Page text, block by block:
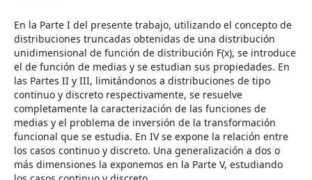
En la Parte I del presente trabajo, utilizando el concepto de
distribuciones truncadas obtenidas de una distribución
unidimensional de función de distribución F(x), se introduce
el de función de medias y se estudian sus propiedades. En
las Partes II y III, limitándonos a distribuciones de tipo
continuo y discreto respectivamente, se resuelve
completamente la caracterización de las funciones de
medias y el problema de inversión de la transformación
funcional que se estudia. En IV se expone la relación entre
los casos continuo y discreto. Una generalización a dos o
más dimensiones la exponemos en la Parte V, estudiando